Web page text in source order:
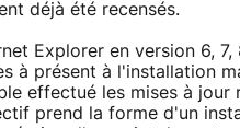
déjà été recensés.
Explorer en version 6,
à présent à l'installation
effectué les mises à
prend la forme d'un